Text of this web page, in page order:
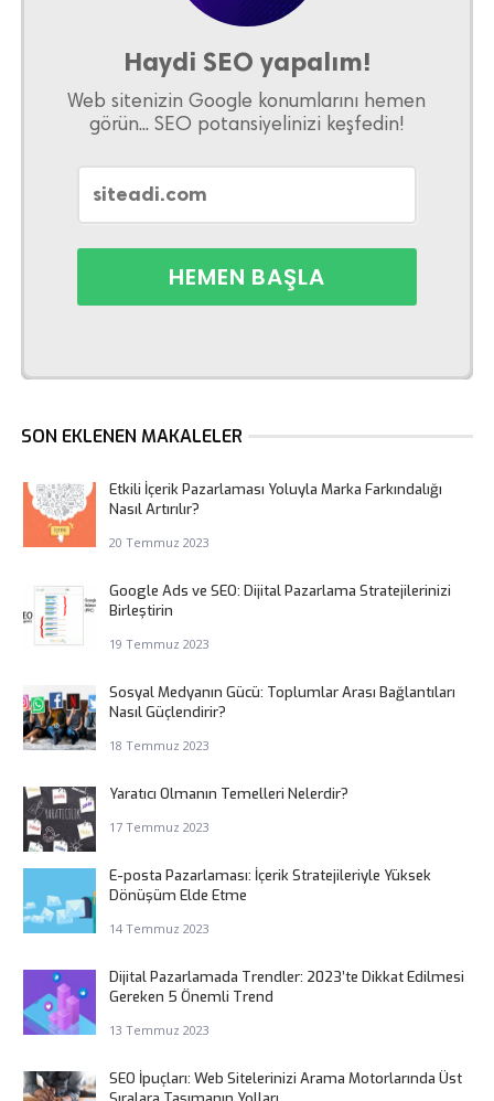
Haydi SEO yapalım!
Web sitenizin Google konumlarını hemen
görün... SEO potansiyelinizi keşfedin!
SON EKLENEN MAKALELER
Etkili İçerik Pazarlaması Yoluyla Marka Farkındalığı
Nasıl Artırılır?
20 Temmuz 2023
Google Ads ve SEO: Dijital Pazarlama Stratejilerinizi
Birleştirin
19 Temmuz 2023
Sosyal Medyanın Gücü: Toplumlar Arası Bağlantıları
Nasıl Güçlendirir?
18 Temmuz 2023
Yaratıcı Olmanın Temelleri Nelerdir?
17 Temmuz 2023
E-posta Pazarlaması: İçerik Stratejileriyle Yüksek
Dönüşüm Elde Etme
14 Temmuz 2023
Dijital Pazarlamada Trendler: 2023’te Dikkat Edilmesi
Gereken 5 Önemli Trend
13 Temmuz 2023
SEO İpuçları: Web Sitelerinizi Arama Motorlarında Üst